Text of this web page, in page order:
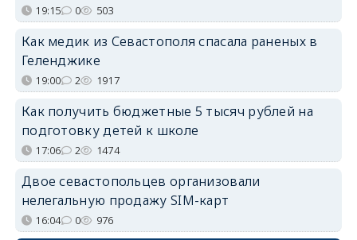
19:15 0 503
Как медик из Севастополя спасала раненых в
Геленджике
19:00 2 1917
Как получить бюджетные 5 тысяч рублей на
подготовку детей к школе
17:06 2 1474
Двое севастопольцев организовали
нелегальную продажу SIM-карт
16:04 0 976